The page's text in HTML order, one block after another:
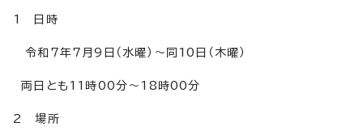
1 日時
令和7年7月9日（水曜）～同10日（木曜）
両日とも11時00分～18時00分
2 場所